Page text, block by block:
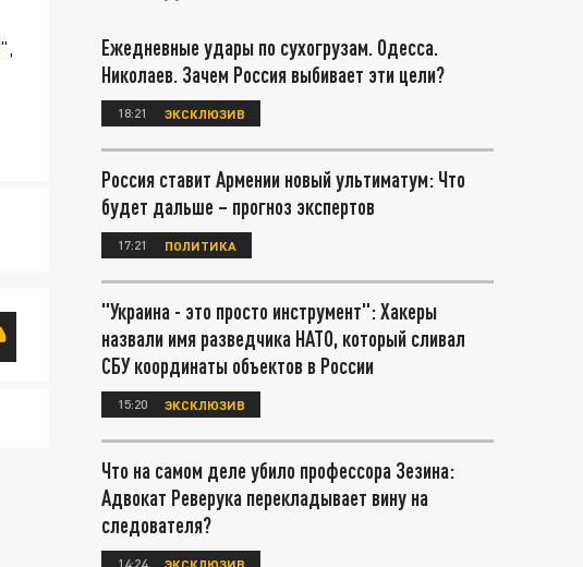
",
Ежедневные удары по сухогрузам. Одесса.
Николаев. Зачем Россия выбивает эти цели?
18:21 ЭКСКЛЮЗИВ
Россия ставит Армении новый ультиматум: Что
будет дальше – прогноз экспертов
17:21 ПОЛИТИКА
"Украина - это просто инструмент": Хакеры
назвали имя разведчика НАТО, который сливал
СБУ координаты объектов в России
15:20 ЭКСКЛЮЗИВ
Что на самом деле убило профессора Зезина:
Адвокат Реверука перекладывает вину на
следователя?
14:24 ЭКСКЛЮЗИВ